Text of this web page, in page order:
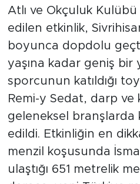
Atlı ve Okçuluk
edilen etkinlik,
boyunca dopdolu
yaşına kadar geniş bir
sporcunun katıldığı
Remi-y Sedat, darp ve
geleneksel branşlarda
edildi. Etkinliğin en
menzil koşusunda
ulaştığı 651 metrelik